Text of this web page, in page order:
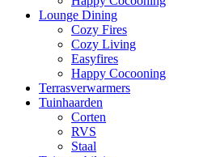
Lounge Dining
Cozy Fires
Cozy Living
Easyfires
Happy Cocooning
Terrasverwarmers
Tuinhaarden
Corten
RVS
Staal